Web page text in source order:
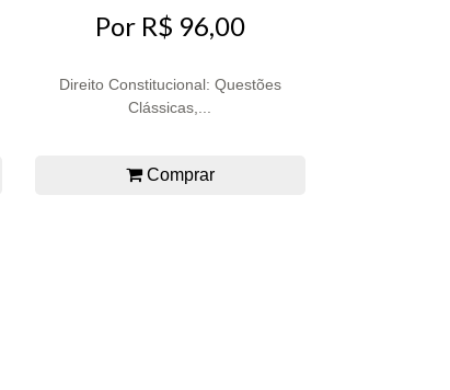
Por R$ 96,00
Direito Constitucional: Questões
Clássicas,...
Comprar